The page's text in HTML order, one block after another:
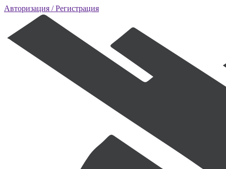
Авторизация / Регистрация